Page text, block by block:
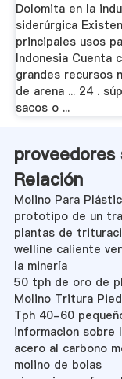
Dolomita en la
siderúrgica
principales usos
Indonesia Cuenta
grandes recursos
de arena ... 24 .
sacos o ...
Relación
Molino Para
prototipo de un
plantas de
welline caliente
la minería
50 tph de oro de
Molino Tritura
Tph 40-60
informacion sobre
acero al carbono
molino de bolas